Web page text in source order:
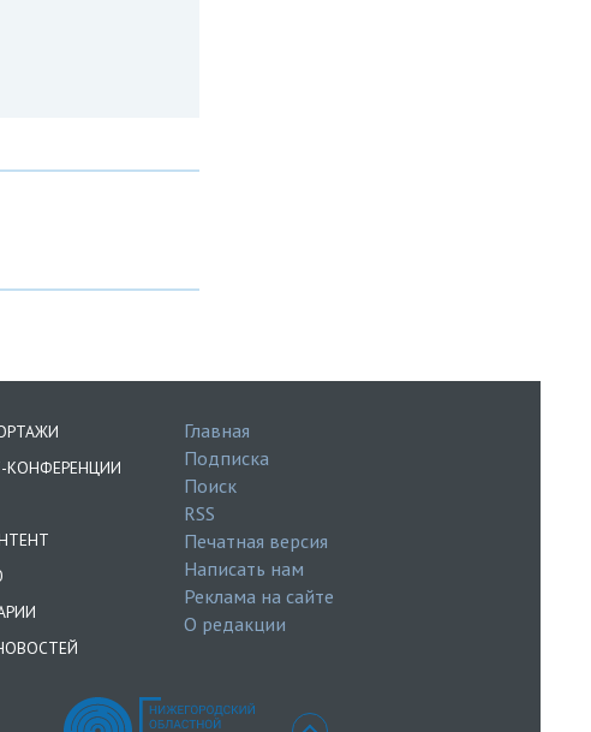
КОНФЕРЕНЦИИ
Главная
Подписка
Поиск
RSS
Печатная версия
Написать нам
Реклама на сайте
О редакции